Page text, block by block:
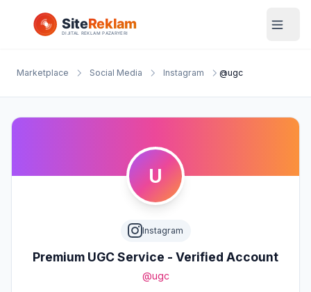
Marketplace Social Media Instagram @ugc
U
Instagram
Premium UGC Service - Verified Account
@ugc